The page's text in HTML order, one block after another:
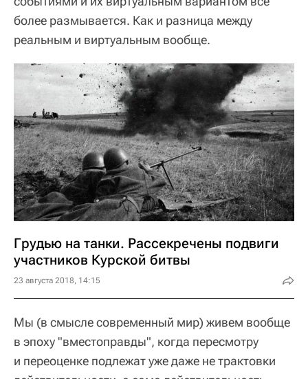
более размывается. Как и разница между
реальным и виртуальным вообще.
Грудью на танки. Рассекречены подвиги
участников Курской битвы
23 августа 2018, 14:15
Мы (в смысле современный мир) живем вообще
в эпоху "вместоправды", когда пересмотру
и переоценке подлежат уже даже не трактовки